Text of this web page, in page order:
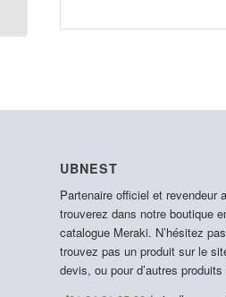
UBNEST
Partenaire officiel et revendeur
trouverez dans notre boutique
catalogue Meraki. N’hésitez
trouvez pas un produit sur le
devis, ou pour d’autres